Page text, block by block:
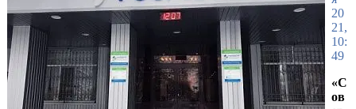
20
21,
10:
49
«С
ов